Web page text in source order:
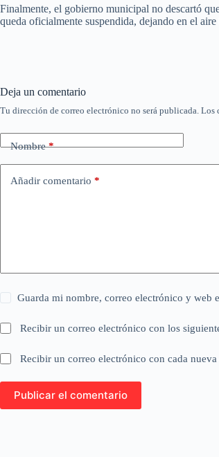
Finalmente, el gobierno municipal no descartó
queda oficialmente suspendida, dejando en el
Deja un comentario
Tu dirección de correo electrónico no será publicada. Los
Nombre*
Añadir comentario *
Guarda mi nombre, correo electrónico y web
Recibir un correo electrónico con los
Recibir un correo electrónico con cada nueva
Publicar el comentario